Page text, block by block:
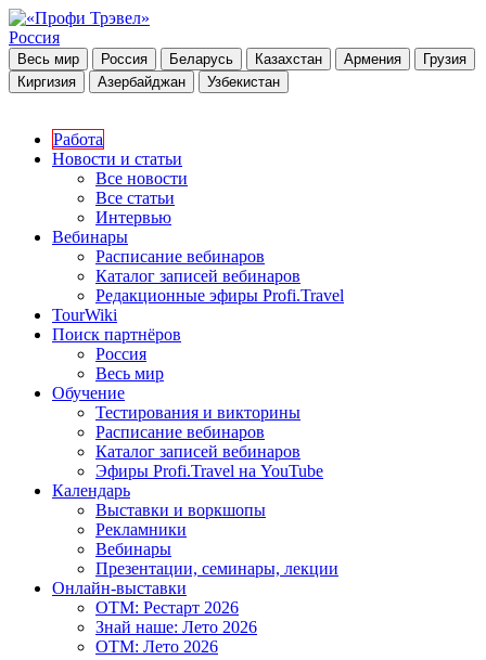
Россия
Весь мир Россия Беларусь Казахстан Армения
Грузия
Киргизия
Азербайджан Узбекистан
Работа
Новости и статьи
Все новости
Все статьи
Интервью
Вебинары
Расписание вебинаров
Каталог записей вебинаров
Редакционные эфиры Profi.Travel
TourWiki
Поиск партнёров
Россия
Весь мир
Обучение
Тестирования и викторины
Расписание вебинаров
Каталог записей вебинаров
Эфиры Profi.Travel на YouTube
Календарь
Выставки и воркшопы
Рекламники
Вебинары
Презентации, семинары, лекции
Онлайн-выставки
OTM: Рестарт 2026
Знай наше: Лето 2026
OTM: Лето 2026